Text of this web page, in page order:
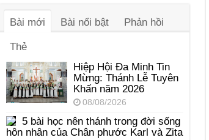
Bài mới Bài nổi bật Phản hồi
Thẻ
Hiệp Hội Đa Minh Tin
Mừng: Thánh Lễ Tuyên
Khấn năm 2026
08/08/2026
5 bài học nên thánh trong đời sống
hôn nhân của Chân phước Karl và Zita